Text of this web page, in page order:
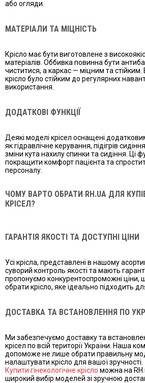
або огляди.
МАТЕРІАЛИ ТА МІЦНІСТЬ
Крісло має бути виготовлене з
матеріалів. Оббивка повинна бути
чиститися, а каркас — міцним та
крісло було стійким до регулярних
використання.
ДОДАТКОВІ ФУНКЦІЇ
Деякі моделі крісел оснащені
як гідравлічне керування, підігрів
зміни кута нахилу спинки та сидіння. Ці
покращити комфорт пацієнта та
персоналу.
ЧОМУ ВАРТО ОБРАТИ RH.UA ДЛЯ
КРІСЕЛ?
ГАРАНТІЯ ЯКОСТІ ТА ДОСТУПНІ ЦІНИ
Усі крісла, представлені в нашому
суворий контроль якості та мають
пропонуємо конкурентоспроможні ціни,
обрати крісло, яке ідеально підходить
ДОСТАВКА ТА ВСТАНОВЛЕННЯ ПО
Ми забезпечуємо доставку та
крісел по всій території України. Наша
допоможе не лише обрати правильну
налаштувати крісло для вашої зручності.
Купити гінекологічне крісло можна на
широкий вибір моделей зі зручною